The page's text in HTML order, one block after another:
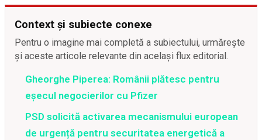
Context și subiecte conexe
Pentru o imagine mai completă a subiectului, urmărește
și aceste articole relevante din același flux editorial.
Gheorghe Piperea: Românii plătesc pentru
eșecul negocierilor cu Pfizer
PSD solicită activarea mecanismului european
de urgență pentru securitatea energetică a